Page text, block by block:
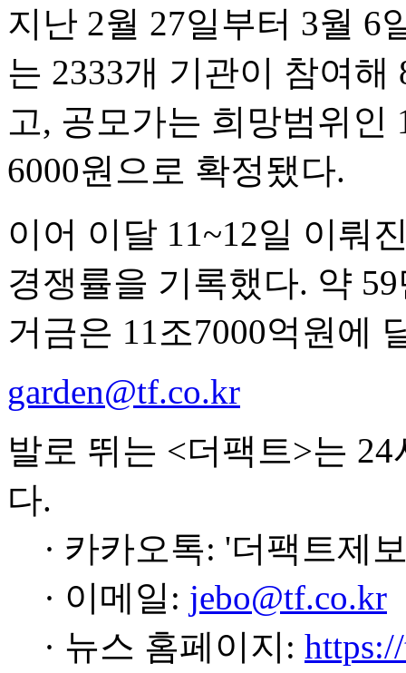
지난 2월 27일부터 3월 6
는 2333개 기관이 참여해
고, 공모가는 희망범위인
6000원으로 확정됐다.
이어 이달 11~12일 이뤄
경쟁률을 기록했다. 약
거금은 11조7000억원에
garden@tf.co.kr
발로 뛰는 <더팩트>는
다.
· 카카오톡: '더팩트제
· 이메일: jebo@tf.co.kr
· 뉴스 홈페이지: